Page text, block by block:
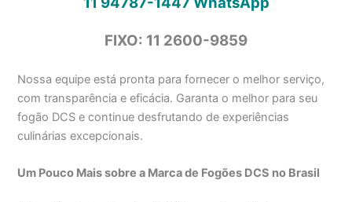
FIXO: 11 2600-9859
Nossa equipe está pronta para fornecer o melhor serviço,
com transparência e eficácia. Garanta o melhor para seu
fogão DCS e continue desfrutando de experiências
culinárias excepcionais.
Um Pouco Mais sobre a Marca de Fogões DCS no Brasil